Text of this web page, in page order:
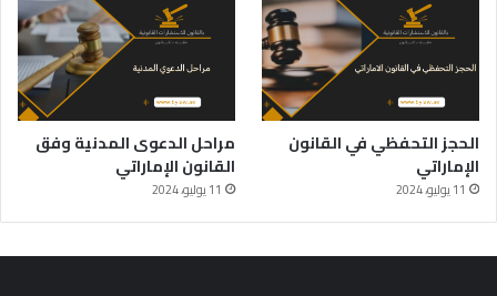
الحجز التحفظي في القانون
الإماراتي
11 يوليو، 2024
مراحل الدعوى المدنية وفق
القانون الإماراتي
11 يوليو، 2024